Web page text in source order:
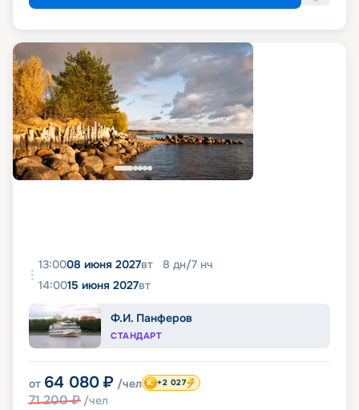
13:0008 июня 2027вт 8 дн/7 нч
14:0015 июня 2027вт
Ф.И. Панферов
СТАНДАРТ
от 64 080 ₽ /чел
71 200₽ /чел
+2 027